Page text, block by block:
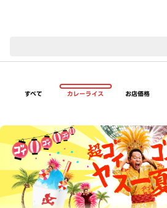
すべて カレーライス お店価格
超ゴイゴイヤスー夏祭